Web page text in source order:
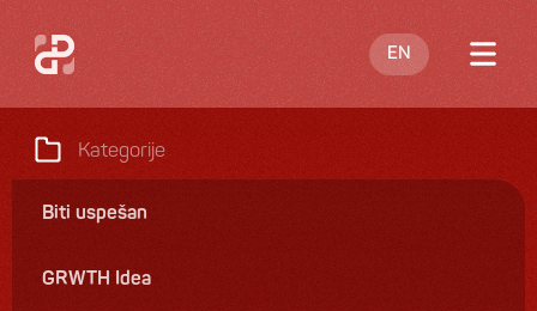
EN
O meni
Nastupi
Knjige
Kategorije
Biti uspešan
GRWTH Idea